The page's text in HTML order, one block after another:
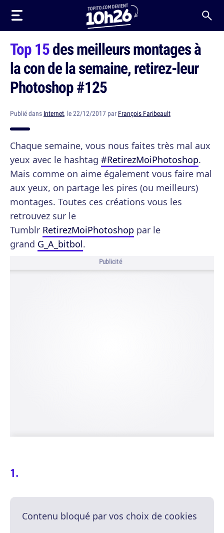
Top 15des meilleurs montages à
la con de la semaine, retirez-leur
Photoshop #125
Publié dans Internet, le 22/12/2017 par François Faribeault
Chaque semaine, vous nous faites très mal aux
yeux avec le hashtag #RetirezMoiPhotoshop.
Mais comme on aime également vous faire mal
aux yeux, on partage les pires (ou meilleurs)
montages. Toutes ces créations vous les
retrouvez sur le
Tumblr RetirezMoiPhotoshop par le
grand G_A_bitbol.
Publicité
Contenu bloqué par vos choix de cookies